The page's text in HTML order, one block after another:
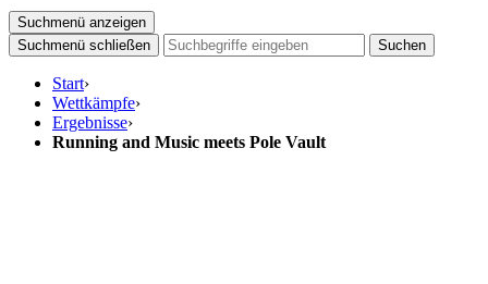
Suchmenü anzeigen
Suchmenü schließen
Suchen
Start›
Wettkämpfe›
Ergebnisse›
Running and Music meets Pole Vault